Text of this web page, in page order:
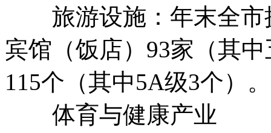
旅游设施：年末全市
宾馆（饭店）93家（其
115个（其中5A级3个）。
体育与健康产业